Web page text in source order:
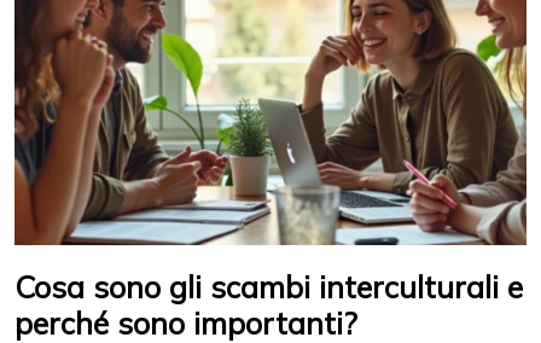
Cosa sono gli scambi interculturali e
perché sono importanti?